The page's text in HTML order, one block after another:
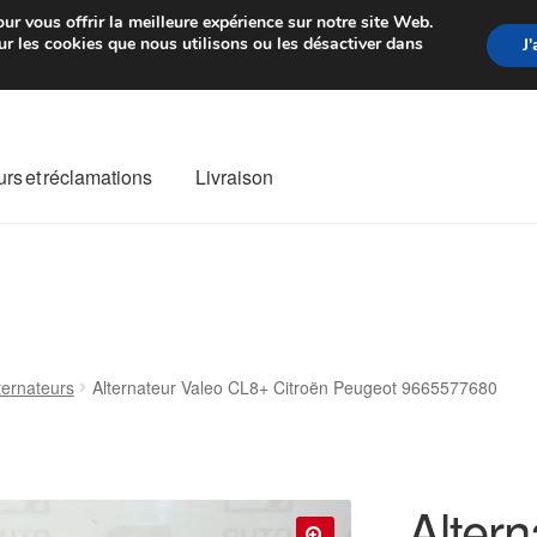
de 7 EUR Du lundi au
et réclamations Livraison
Alternateur Valeo CL8+ Citroën Peugeot 9665577680
vous offrir la meilleure expérience sur notre site Web.
les cookies que nous utilisons ou les désactiver dans